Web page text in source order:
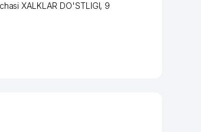
XALKLAR DO'STLIGI, 9